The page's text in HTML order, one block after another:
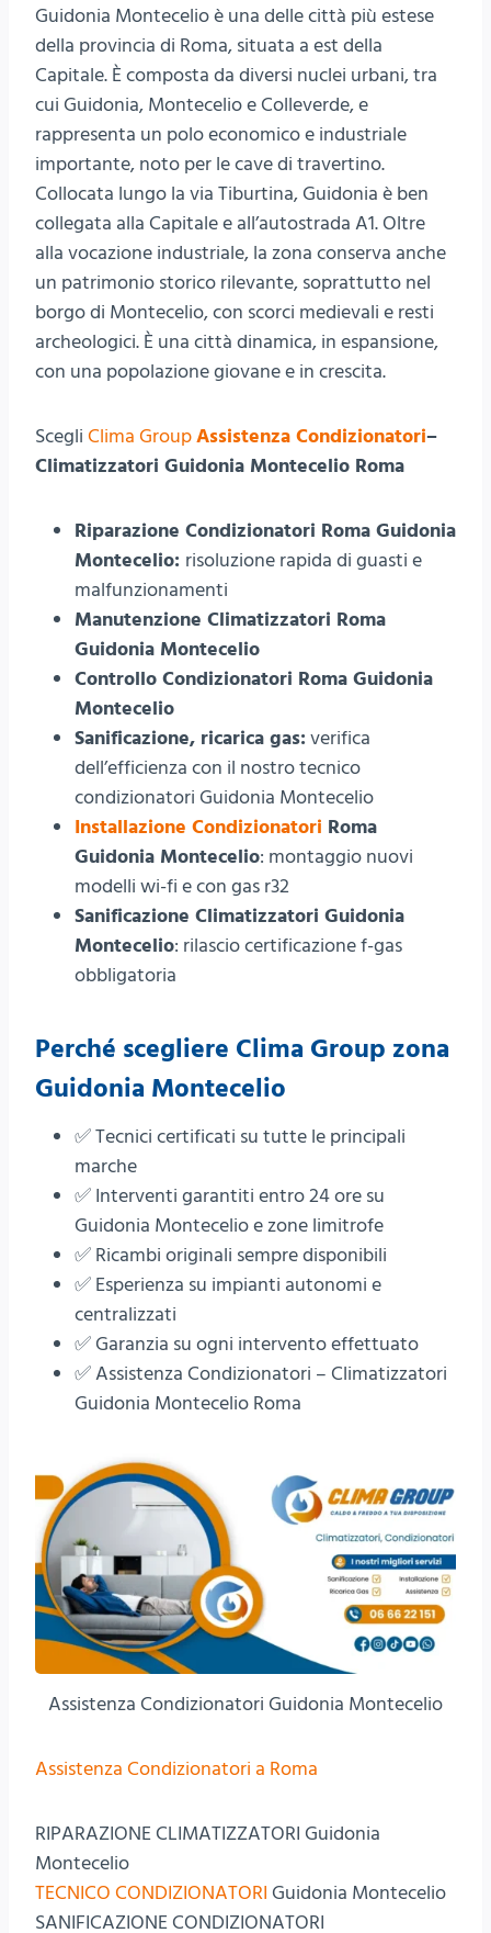
Guidonia Montecelio è una delle città più estese
della provincia di Roma, situata a est della
Capitale. È composta da diversi nuclei urbani, tra
cui Guidonia, Montecelio e Colleverde, e
rappresenta un polo economico e industriale
importante, noto per le cave di travertino.
Collocata lungo la via Tiburtina, Guidonia è ben
collegata alla Capitale e all’autostrada A1. Oltre
alla vocazione industriale, la zona conserva anche
un patrimonio storico rilevante, soprattutto nel
borgo di Montecelio, con scorci medievali e resti
archeologici. È una città dinamica, in espansione,
con una popolazione giovane e in crescita.
Scegli Clima GroupAssistenza Condizionatori–
Climatizzatori Guidonia Montecelio Roma
Riparazione Condizionatori Roma Guidonia
Montecelio: risoluzione rapida di guasti e
malfunzionamenti
Manutenzione Climatizzatori Roma
Guidonia Montecelio
Controllo Condizionatori Roma Guidonia
Montecelio
Sanificazione, ricarica gas: verifica
dell’efficienza con il nostro tecnico
condizionatori Guidonia Montecelio
Installazione Condizionatori Roma
Guidonia Montecelio: montaggio nuovi
modelli wi-fi e con gas r32
Sanificazione Climatizzatori Guidonia
Montecelio: rilascio certificazione f-gas
obbligatoria
Perché scegliere Clima Group zona
Guidonia Montecelio
✅ Tecnici certificati su tutte le principali
marche
✅ Interventi garantiti entro 24 ore su
Guidonia Montecelio e zone limitrofe
✅ Ricambi originali sempre disponibili
✅ Esperienza su impianti autonomi e
centralizzati
✅ Garanzia su ogni intervento effettuato
✅ Assistenza Condizionatori – Climatizzatori
Guidonia Montecelio Roma
Assistenza Condizionatori Guidonia Montecelio
Assistenza Condizionatori a Roma
RIPARAZIONE CLIMATIZZATORI Guidonia
Montecelio
TECNICO CONDIZIONATORI Guidonia Montecelio
SANIFICAZIONE CONDIZIONATORI